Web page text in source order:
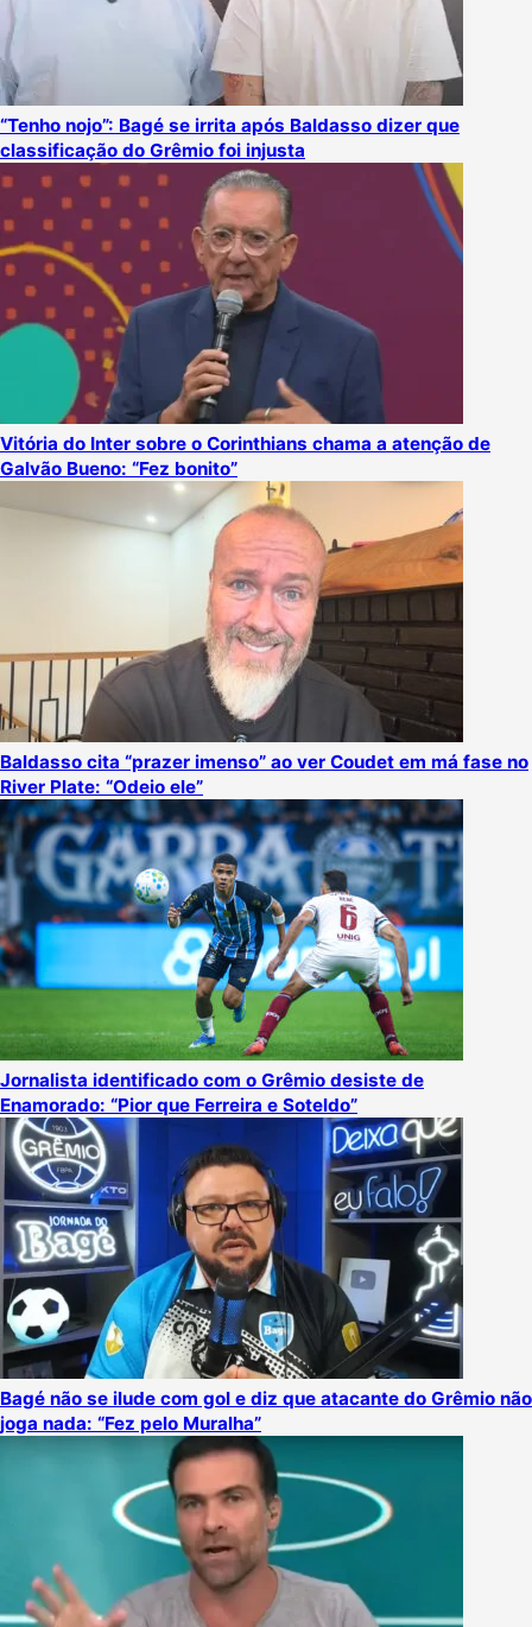
“Tenho nojo”: Bagé se irrita após Baldasso dizer que
classificação do Grêmio foi injusta
Vitória do Inter sobre o Corinthians chama a atenção de
Galvão Bueno: “Fez bonito”
Baldasso cita “prazer imenso” ao ver Coudet em má fase no
River Plate: “Odeio ele”
Jornalista identificado com o Grêmio desiste de
Enamorado: “Pior que Ferreira e Soteldo”
Bagé não se ilude com gol e diz que atacante do Grêmio não
joga nada: “Fez pelo Muralha”